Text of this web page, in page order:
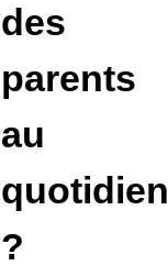
des
parents
au
quotidien
?